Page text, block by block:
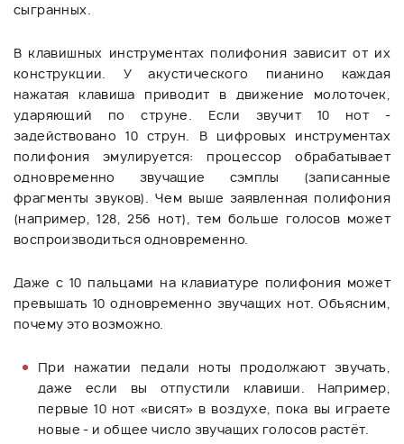
сыгранных.
В клавишных инструментах полифония зависит от их
конструкции. У акустического пианино каждая
нажатая клавиша приводит в движение молоточек,
ударяющий по струне. Если звучит 10 нот -
задействовано 10 струн. В цифровых инструментах
полифония эмулируется: процессор обрабатывает
одновременно звучащие сэмплы (записанные
фрагменты звуков). Чем выше заявленная полифония
(например, 128, 256 нот), тем больше голосов может
воспроизводиться одновременно.
Даже с 10 пальцами на клавиатуре полифония может
превышать 10 одновременно звучащих нот. Объясним,
почему это возможно.
При нажатии педали ноты продолжают звучать,
даже если вы отпустили клавиши. Например,
первые 10 нот «висят» в воздухе, пока вы играете
новые - и общее число звучащих голосов растёт.